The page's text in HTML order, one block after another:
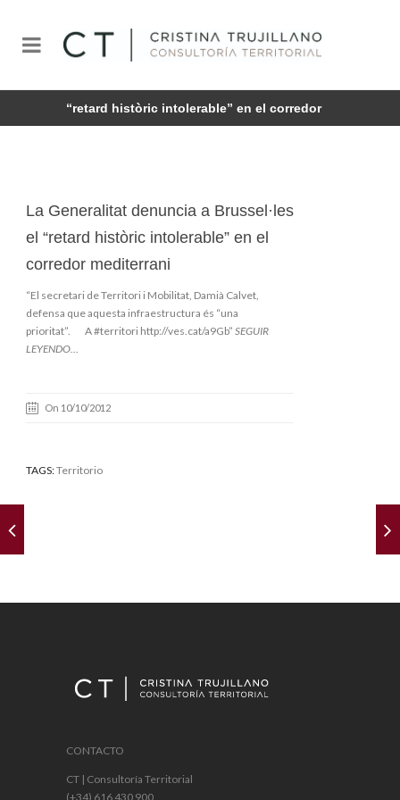
“retard històric intolerable” en el corredor
La Generalitat denuncia a Brussel·les
el “retard històric intolerable” en el
corredor mediterrani
“El secretari de Territori i Mobilitat, Damià Calvet,
defensa que aquesta infraestructura és “una
prioritat”. A #territori http://ves.cat/a9Gb” SEGUIR
LEYENDO…
On 10/10/2012
TAGS:Territorio
CONTACTO
CT | Consultoría Territorial
(+34) 616 430 900